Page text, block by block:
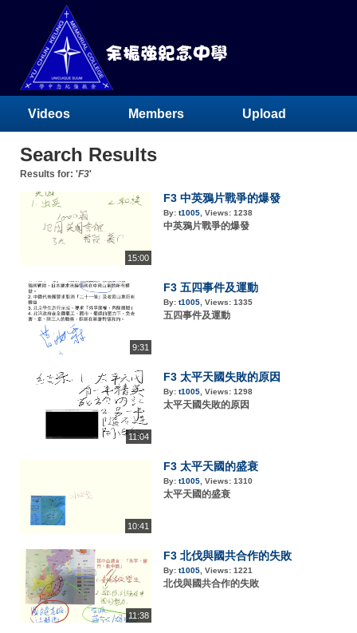
Videos Members Upload
Search Results
Results for: 'F3'
15:00
F3 中英鴉片戰爭的爆發
By: t1005 Views: 1238
中英鴉片戰爭的爆發
9:31
F3 五四事件及運動
By: t1005 Views: 1335
五四事件及運動
11:04
F3 太平天國失敗的原因
By: t1005 Views: 1298
太平天國失敗的原因
10:41
F3 太平天國的盛衰
By: t1005 Views: 1310
太平天國的盛衰
11:38
F3 北伐與國共合作的失敗
By: t1005 Views: 1221
北伐與國共合作的失敗